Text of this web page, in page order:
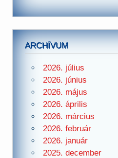
ARCHÍVUM
2026. július
2026. június
2026. május
2026. április
2026. március
2026. február
2026. január
2025. december